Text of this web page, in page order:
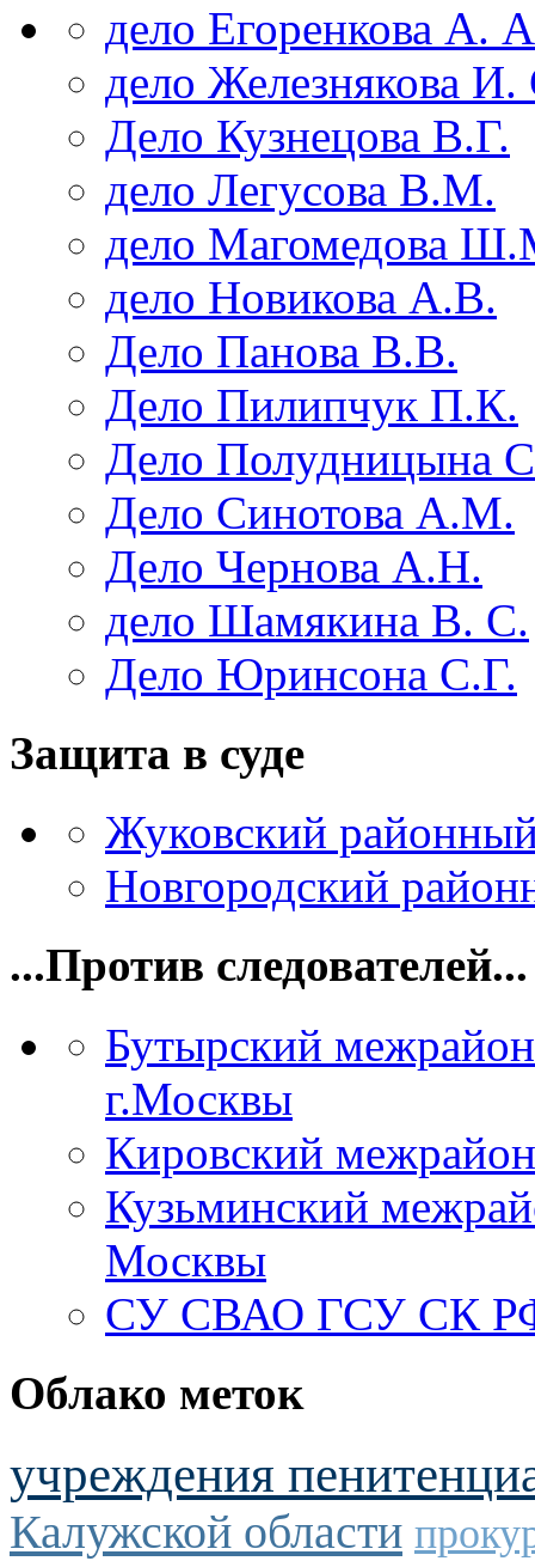
дело Егоренкова А.
дело Железнякова И.
Дело Кузнецова В.Г.
дело Легусова В.М.
дело Магомедова
дело Новикова А.В.
Дело Панова В.В.
Дело Пилипчук П.К.
Дело Полудницына
Дело Синотова А.М.
Дело Чернова А.Н.
дело Шамякина В. С.
Дело Юринсона С.Г.
Защита в суде
Жуковский
Новгородский
...Против следователей...
Бутырский
г.Москвы
Кировский
Кузьминский
Москвы
СУ СВАО ГСУ СК
Облако меток
учреждения
Калужской области